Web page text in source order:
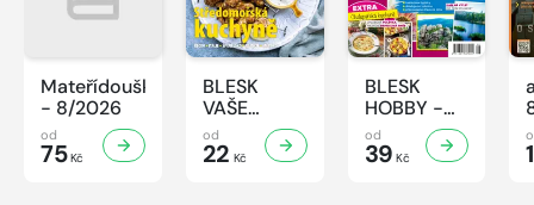
Mateřídouška
- 8/2026
od
75Kč
BLESK
VAŠE
RECEPTY -
8/2026
od
22 Kč
BLESK
HOBBY -
8/2026
od
39 Kč